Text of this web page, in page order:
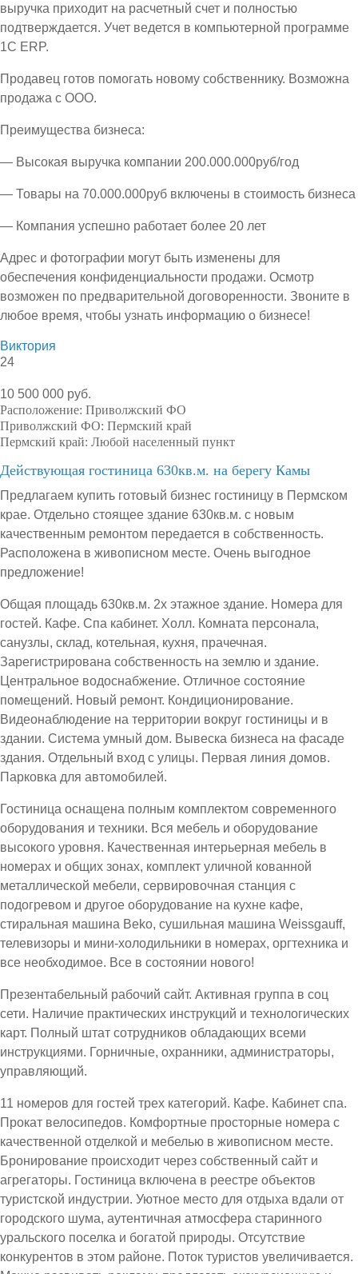
выручка приходит на расчетный счет и полностью
подтверждается. Учет ведется в компьютерной программе
1С ЕRP.
Продавец готов помогать новому собственнику. Возможна
продажа с ООО.
Преимущества бизнеса:
— Высокая выручка компании 200.000.000руб/год
— Товары на 70.000.000руб включены в стоимость бизнеса
— Компания успешно работает более 20 лет
Адрес и фотографии могут быть изменены для
обеспечения конфиденциальности продажи. Осмотр
возможен по предварительной договоренности. Звоните в
любое время, чтобы узнать информацию о бизнесе!
Виктория
24
10 500 000 руб.
Расположение: Приволжский ФО
Приволжский ФО: Пермский край
Пермский край: Любой населенный пункт
Действующая гостиница 630кв.м. на берегу Камы
Предлагаем купить готовый бизнес гостиницу в Пермском
крае. Отдельно стоящее здание 630кв.м. с новым
качественным ремонтом передается в собственность.
Расположена в живописном месте. Очень выгодное
предложение!
Общая площадь 630кв.м. 2х этажное здание. Номера для
гостей. Кафе. Спа кабинет. Холл. Комната персонала,
санузлы, склад, котельная, кухня, прачечная.
Зарегистрирована собственность на землю и здание.
Центральное водоснабжение. Отличное состояние
помещений. Новый ремонт. Кондиционирование.
Видеонаблюдение на территории вокруг гостиницы и в
здании. Система умный дом. Вывеска бизнеса на фасаде
здания. Отдельный вход с улицы. Первая линия домов.
Парковка для автомобилей.
Гостиница оснащена полным комплектом современного
оборудования и техники. Вся мебель и оборудование
высокого уровня. Качественная интерьерная мебель в
номерах и общих зонах, комплект уличной кованной
металлической мебели, сервировочная станция с
подогревом и другое оборудование на кухне кафе,
стиральная машина Beko, сушильная машина Weissgauff,
телевизоры и мини-холодильники в номерах, оргтехника и
все необходимое. Все в состоянии нового!
Презентабельный рабочий сайт. Активная группа в соц
сети. Наличие практических инструкций и технологических
карт. Полный штат сотрудников обладающих всеми
инструкциями. Горничные, охранники, администраторы,
управляющий.
11 номеров для гостей трех категорий. Кафе. Кабинет спа.
Прокат велосипедов. Комфортные просторные номера с
качественной отделкой и мебелью в живописном месте.
Бронирование происходит через собственный сайт и
агрегаторы. Гостиница включена в реестре объектов
туристской индустрии. Уютное место для отдыха вдали от
городского шума, аутентичная атмосфера старинного
уральского поселка и богатой природы. Отсутствие
конкурентов в этом районе. Поток туристов увеличивается.